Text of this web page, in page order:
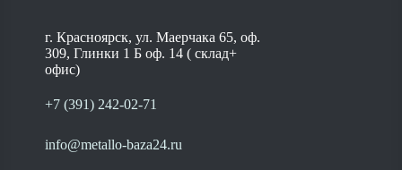
г. Красноярск, ул. Маерчака 65, оф.
309, Глинки 1 Б оф. 14 ( склад+
офис)
+7 (391) 242-02-71
info@metallo-baza24.ru